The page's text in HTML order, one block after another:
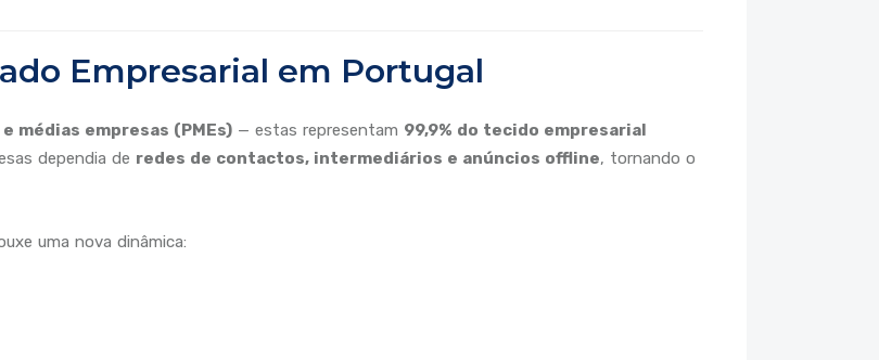
Empresarial em Portugal
médias empresas (PMEs) — estas representam 99,9% do tecido empresarial
dependia de redes de contactos, intermediários e anúncios offline, tornando o
uma nova dinâmica: